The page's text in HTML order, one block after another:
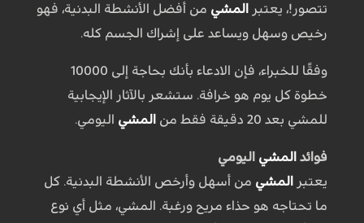
تتصور!، يعتبر
المشي من أفضل الأنشطة البدنية، فهو
رخيص وسهل ويساعد على إشراك الجسم كله.
وفقًا للخبراء، فإن الادعاء بأنك بحاجة إلى 10000
خطوة كل يوم هو خرافة. ستشعر بالآثار الإيجابية
للمشي بعد 20 دقيقة فقط من
المشي اليومي.
فوائد المشي اليومي
يعتبر
المشي من أسهل وأرخص الأنشطة البدنية. كل
ما تحتاجه هو حذاء مريح ورغبة. المشي، مثل أي نوع